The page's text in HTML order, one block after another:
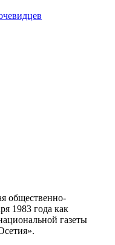
4 августа
г
общественно-
1983 года как
газеты